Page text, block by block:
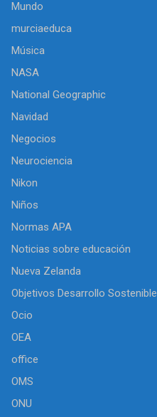
Mundo
murciaeduca
Música
NASA
National Geographic
Navidad
Negocios
Neurociencia
Nikon
Niños
Normas APA
Noticias sobre educación
Nueva Zelanda
Objetivos Desarrollo Sostenible
Ocio
OEA
office
OMS
ONU